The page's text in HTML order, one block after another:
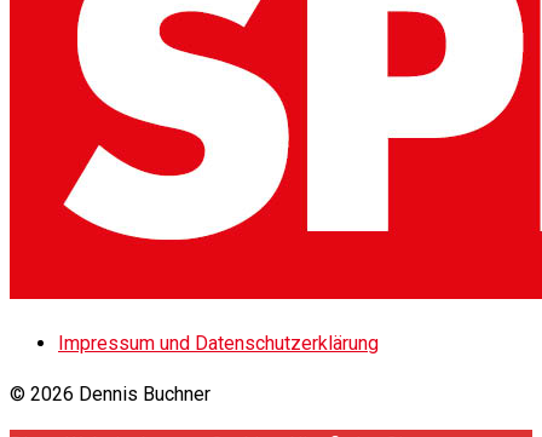
Impressum und Datenschutzerklärung
© 2026 Dennis Buchner